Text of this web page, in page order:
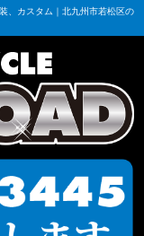
、カスタム｜北九州市若松区の